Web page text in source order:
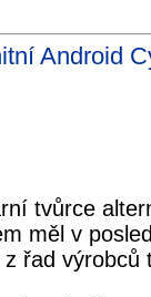
Android
tvůrce
měl v
z řad výrobců